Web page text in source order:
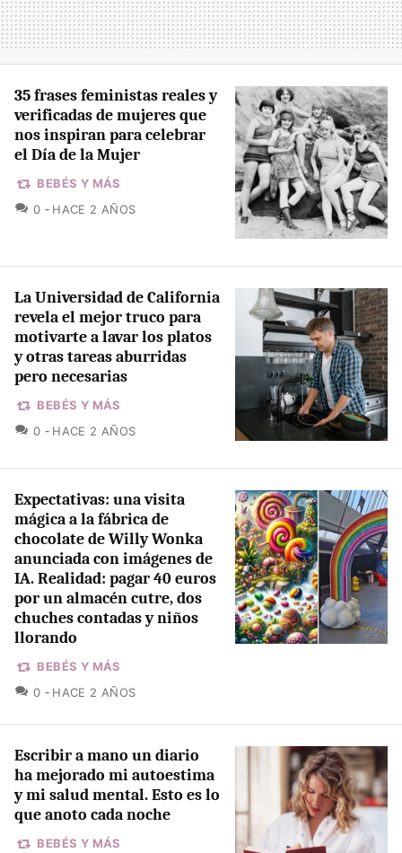
35 frases feministas reales y
verificadas de mujeres que
nos inspiran para celebrar
el Día de la Mujer
BEBÉS Y MÁS
0 COMENTARIOS
HACE 2 AÑOS
La Universidad de California
revela el mejor truco para
motivarte a lavar los platos
y otras tareas aburridas
pero necesarias
BEBÉS Y MÁS
0 COMENTARIOS
HACE 2 AÑOS
Expectativas: una visita
mágica a la fábrica de
chocolate de Willy Wonka
anunciada con imágenes de
IA. Realidad: pagar 40 euros
por un almacén cutre, dos
chuches contadas y niños
llorando
BEBÉS Y MÁS
0 COMENTARIOS
HACE 2 AÑOS
Escribir a mano un diario
ha mejorado mi autoestima
y mi salud mental. Esto es lo
que anoto cada noche
BEBÉS Y MÁS